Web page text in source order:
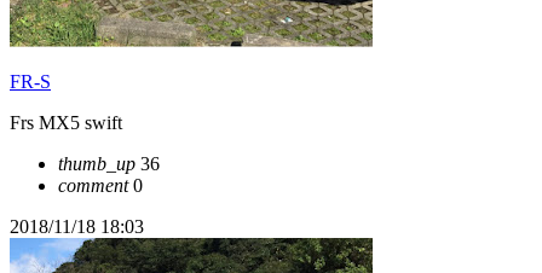
FR-S
Frs MX5 swift
thumb_up 36
comment0
2018/11/18 18:03